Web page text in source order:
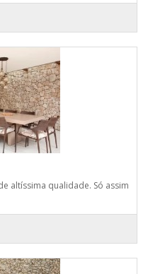
altíssima qualidade. Só assim